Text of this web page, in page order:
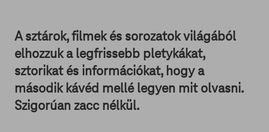
A sztárok, filmek és sorozatok világából
elhozzuk a legfrissebb pletykákat,
sztorikat és információkat, hogy a
második kávéd mellé legyen mit olvasni.
Szigorúan zacc nélkül.